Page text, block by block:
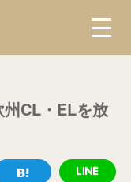
州CL・ELを放